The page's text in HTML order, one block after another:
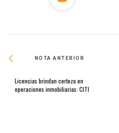
NOTA ANTERIOR
Licencias brindan certeza en
operaciones inmobiliarias: CITI